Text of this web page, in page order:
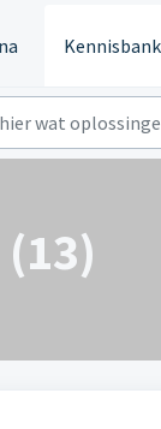
Kennisbank